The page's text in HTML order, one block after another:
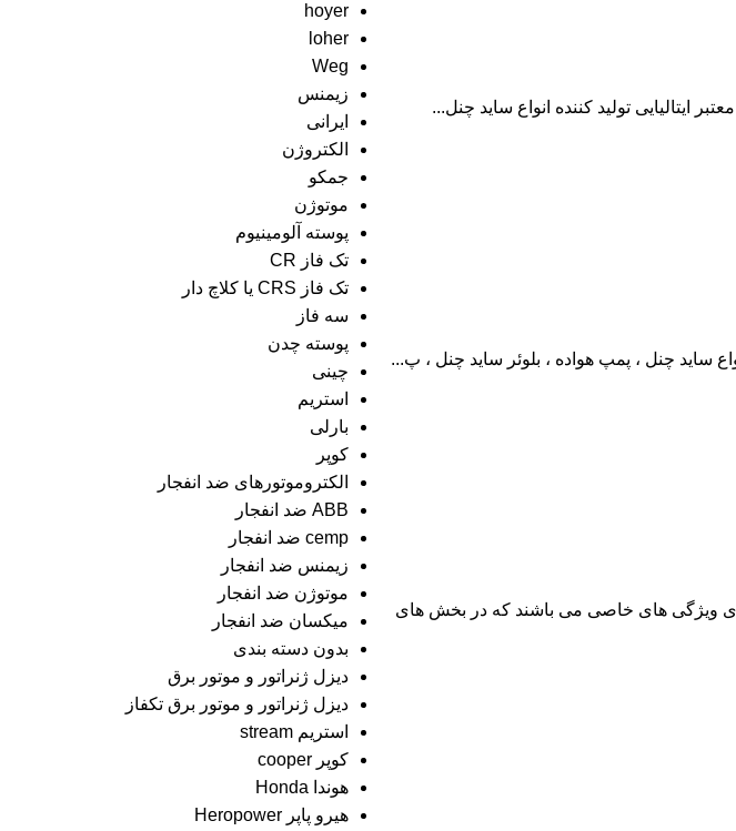
ویژگی های خاصی می باشند که در بخش های
hoyer
loher
Weg
زیمنس
ایرانی
الکتروژن
جمکو
موتوژن
پوسته آلومینیوم
تک فاز CR
تک فاز CRS یا کلاچ دار
سه فاز
پوسته چدن
چینی
استریم
بارلی
کوپر
الکتروموتورهای ضد انفجار
ABB ضد انفجار
cemp ضد انفجار
زیمنس ضد انفجار
موتوژن ضد انفجار
میکسان ضد انفجار
بدون دسته بندی
دیزل ژنراتور و موتور برق
دیزل ژنراتور و موتور برق تکفاز
استریم stream
کوپر cooper
هوندا Honda
هیرو پاپر Heropower